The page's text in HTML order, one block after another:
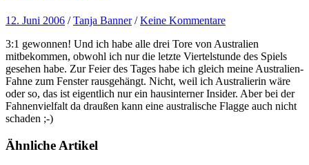
12. Juni 2006 /Tanja Banner /Keine Kommentare
3:1 gewonnen! Und ich habe alle drei Tore von Australien
mitbekommen, obwohl ich nur die letzte Viertelstunde des Spiels
gesehen habe. Zur Feier des Tages habe ich gleich meine Australien-
Fahne zum Fenster rausgehängt. Nicht, weil ich Australierin wäre
oder so, das ist eigentlich nur ein hausinterner Insider. Aber bei der
Fahnenvielfalt da draußen kann eine australische Flagge auch nicht
schaden ;-)
Ähnliche Artikel